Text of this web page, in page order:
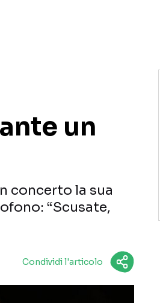
un
concerto la sua
“Scusate,
Condividi l'articolo